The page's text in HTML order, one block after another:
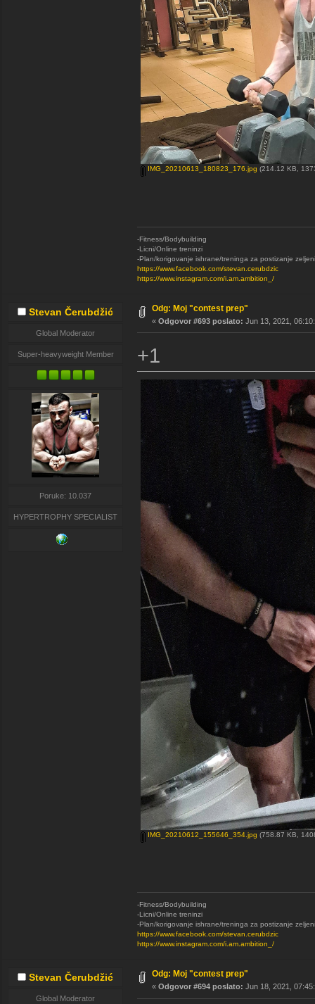
IMG_20210613_180823_176.jpg (214.12 KB,
-Fitness/Bodybuilding
-Licni/Online treninzi
-Plan/korigovanje ishrane/treninga za postizanje
https://www.facebook.com/stevan.cerubdzic
https://www.instagram.com/i.am.ambition_/
Stevan Čerubdžić
Global Moderator
Super-heavyweight Member
Poruke: 10.037
HYPERTROPHY SPECIALIST
Odg: Moj "contest prep"
« Odgovor #693 poslato: Jun 13, 2021,
+1
IMG_20210612_155646_354.jpg (758.87 KB,
-Fitness/Bodybuilding
-Licni/Online treninzi
-Plan/korigovanje ishrane/treninga za postizanje
https://www.facebook.com/stevan.cerubdzic
https://www.instagram.com/i.am.ambition_/
Stevan Čerubdžić
Global Moderator
Odg: Moj "contest prep"
« Odgovor #694 poslato: Jun 18, 2021,